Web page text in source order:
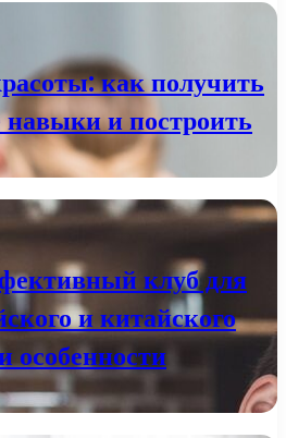
как получить
навыки и построить
клуб для
и китайского
особенности